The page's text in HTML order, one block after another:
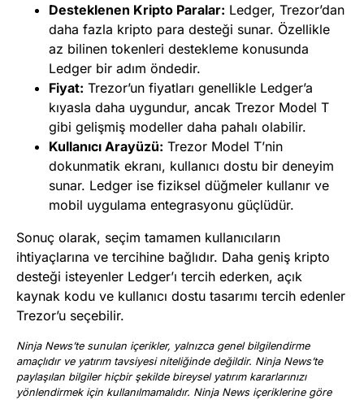
Desteklenen Kripto Paralar: Ledger, Trezor’dan
daha fazla kripto para desteği sunar. Özellikle
az bilinen tokenleri destekleme konusunda
Ledger bir adım öndedir.
Fiyat: Trezor’un fiyatları genellikle Ledger’a
kıyasla daha uygundur, ancak Trezor Model T
gibi gelişmiş modeller daha pahalı olabilir.
Kullanıcı Arayüzü: Trezor Model T’nin
dokunmatik ekranı, kullanıcı dostu bir deneyim
sunar. Ledger ise fiziksel düğmeler kullanır ve
mobil uygulama entegrasyonu güçlüdür.
Sonuç olarak, seçim tamamen kullanıcıların
ihtiyaçlarına ve tercihine bağlıdır. Daha geniş kripto
desteği isteyenler Ledger’ı tercih ederken, açık
kaynak kodu ve kullanıcı dostu tasarımı tercih edenler
Trezor’u seçebilir.
Ninja News’te sunulan içerikler, yalnızca genel bilgilendirme
amaçlıdır ve yatırım tavsiyesi niteliğinde değildir. Ninja News’te
paylaşılan bilgiler hiçbir şekilde bireysel yatırım kararlarınızı
yönlendirmek için kullanılmamalıdır. Ninja News içeriklerine göre